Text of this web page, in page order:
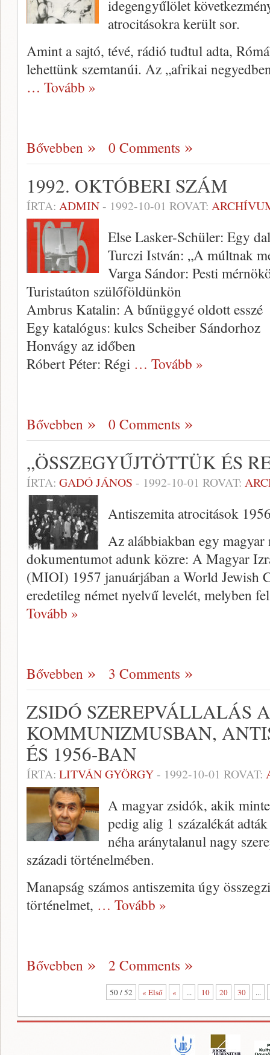
idegengyűlölet
atrocitásokra került sor.
Amint a sajtó, tévé, rádió tudtul adta,
lehettünk szemtanúi. Az „afrikai
… Tovább »
Bővebben 0 Comments
1992. OKTÓBERI SZÁM
ÍRTA: ADMIN- 1992-10-01 ROVAT:
Else Lasker-Schüler: Egy dal
Turczi István: „A múltnak
Varga Sándor: Pesti
Turistaúton szülőföldünkön
Ambrus Katalin: A bűnüggyé oldott esszé
Egy katalógus: kulcs Scheiber Sándorhoz
Honvágy az időben
Róbert Péter: Régi … Tovább »
Bővebben 0 Comments
„ÖSSZEGYŰJTÖTTÜK ÉS
ÍRTA: GADÓ JÁNOS - 1992-10-01 ROVAT:
Antiszemita atrocitások
Az alábbiakban egy
dokumentumot adunk közre: A Magyar
(MIOI) 1957 januárjában a World Jewish
eredetileg német nyelvű levelét, melyben
Tovább »
Bővebben 3 Comments
ZSIDÓ SZEREPVÁLLALÁS
KOMMUNIZMUSBAN,
ÉS 1956-BAN
ÍRTA: LITVÁN GYÖRGY- 1992-10-01 ROVAT:
A magyar zsidók, akik
pedig alig 1 százalékát
néha aránytalanul nagy
századi történelmében.
Manapság számos antiszemita úgy
történelmet, … Tovább »
Bővebben 2 Comments
50 / 52 « Első « ... 10 20 30 ...